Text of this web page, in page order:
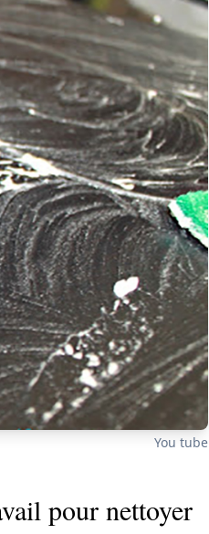
You tube
pour nettoyer